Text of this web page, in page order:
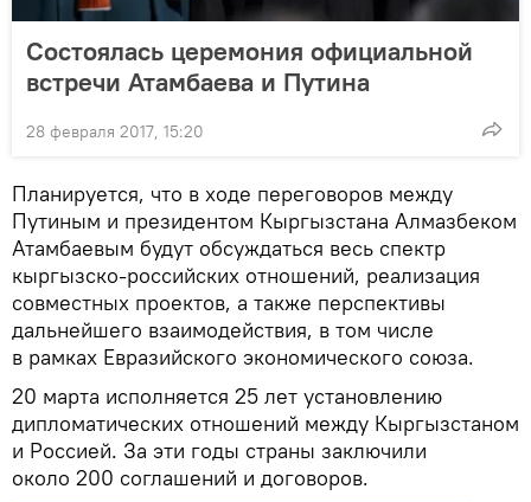
Состоялась церемония официальной
встречи Атамбаева и Путина
28 февраля 2017, 15:20
Планируется, что в ходе переговоров между
Путиным и президентом Кыргызстана Алмазбеком
Атамбаевым будут обсуждаться весь спектр
кыргызско-российских отношений, реализация
совместных проектов, а также перспективы
дальнейшего взаимодействия, в том числе
в рамках Евразийского экономического союза.
20 марта исполняется 25 лет установлению
дипломатических отношений между Кыргызстаном
и Россией. За эти годы страны заключили
около 200 соглашений и договоров.